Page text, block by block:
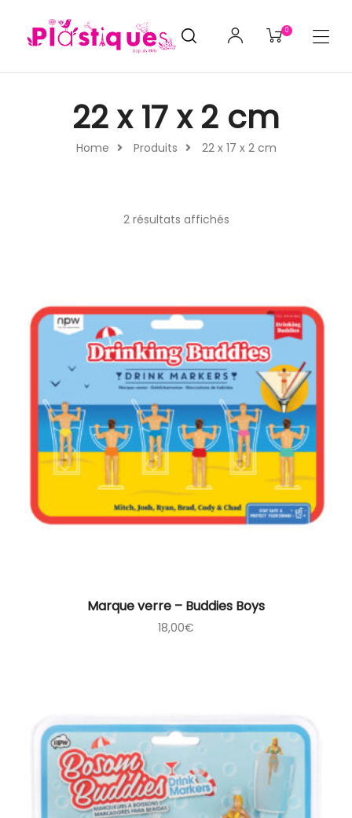
0
Home Produits 22 x 17 x 2 cm
22 x 17 x 2 cm
2 résultats affichés
Marque verre – Buddies Boys
18,00€